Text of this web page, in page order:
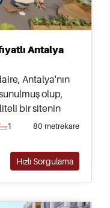
Antalya
Antalya'nın
olup,
bir sitenin
ulaşım
1 80 metrekare
Hızlı Sorgulama